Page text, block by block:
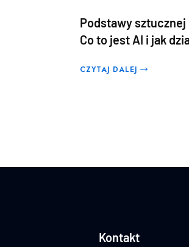
Podstawy
Co to jest AI i jak
CZYTAJ DALEJ
Kontakt